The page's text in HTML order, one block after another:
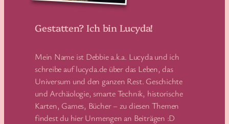
Gestatten? Ich bin Lucyda!
Mein Name ist Debbie a.k.a. Lucyda und ich
schreibe auf lucyda.de über das Leben, das
Universum und den ganzen Rest. Geschichte
und Archäologie, smarte Technik, historische
Karten, Games, Bücher – zu diesen Themen
findest du hier Unmengen an Beiträgen :D